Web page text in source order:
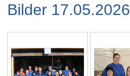
Bilder 17.05.2026